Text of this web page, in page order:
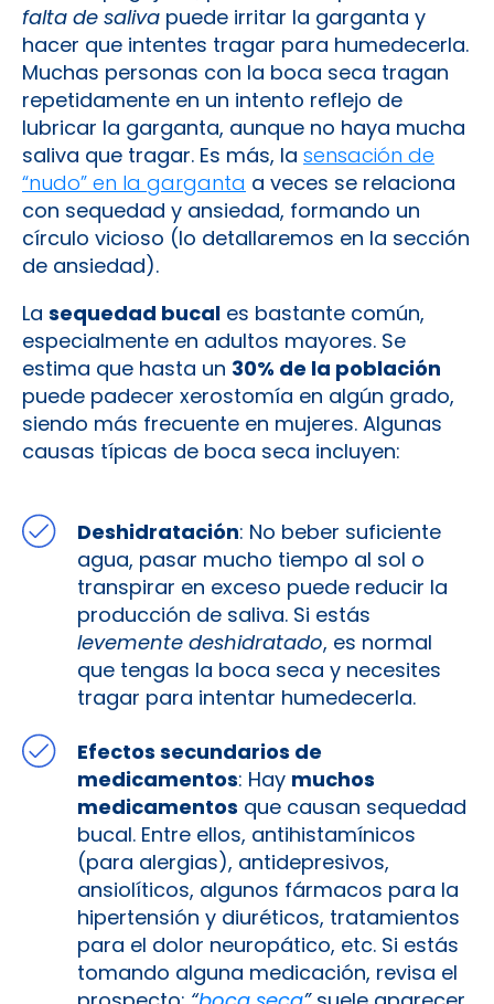
falta de saliva puede irritar la garganta y
hacer que intentes tragar para humedecerla.
Muchas personas con la boca seca tragan
repetidamente en un intento reflejo de
lubricar la garganta, aunque no haya mucha
saliva que tragar. Es más, la sensación de
“nudo” en la garganta a veces se relaciona
con sequedad y ansiedad, formando un
círculo vicioso (lo detallaremos en la sección
de ansiedad).
La sequedad bucal es bastante común,
especialmente en adultos mayores. Se
estima que hasta un 30% de la población
puede padecer xerostomía en algún grado,
siendo más frecuente en mujeres​. Algunas
causas típicas de boca seca incluyen​:
Deshidratación: No beber suficiente
agua, pasar mucho tiempo al sol o
transpirar en exceso puede reducir la
producción de saliva. Si estás
levemente deshidratado, es normal
que tengas la boca seca y necesites
tragar para intentar humedecerla.
Efectos secundarios de
medicamentos: Hay muchos
medicamentos que causan sequedad
bucal​. Entre ellos, antihistamínicos
(para alergias), antidepresivos,
ansiolíticos, algunos fármacos para la
hipertensión y diuréticos, tratamientos
para el dolor neuropático, etc. Si estás
tomando alguna medicación, revisa el